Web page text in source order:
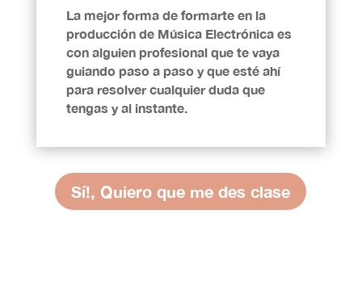
La mejor forma de formarte en la
producción de Música Electrónica es
con alguien profesional que te vaya
guiando paso a paso y que esté ahí
para resolver cualquier duda que
tengas y al instante.
Sí!, Quiero que me des clase